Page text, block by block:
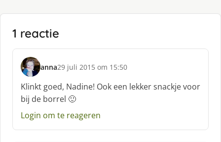
1 reactie
anna
s
c
h
r
e
29 juli 2015 om 15:50
Klinkt goed, Nadine! Ook een lekker snackje voor
bij de borrel 🙂
Login om te reageren